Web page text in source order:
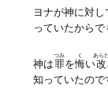
ヨナが神に対し
っていたからで
神は罪
つみ
を悔
く
い改
あらた
知っていたので